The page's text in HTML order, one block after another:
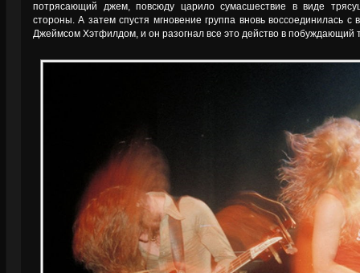
потрясающий джем, повсюду царило сумасшествие в виде
стороны. А затем спустя мгновение группа вновь воссоединилась с
Джеймсом Хэтфилдом, и он разогнал все это действо в побуждающий